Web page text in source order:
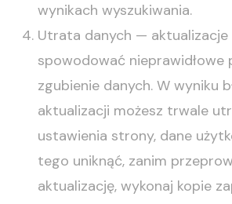
wynikach wyszukiwania.
Utrata danych — aktualizacje
spowodować nieprawidłowe
zgubienie danych. W wyniku
aktualizacji możesz trwale
ustawienia strony, dane
tego uniknąć, zanim
aktualizację, wykonaj kopie